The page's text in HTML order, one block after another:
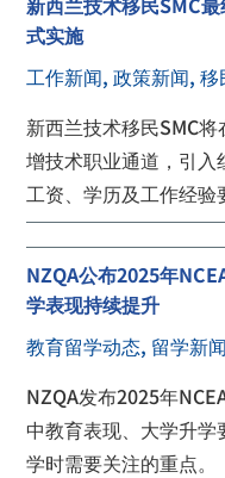
式实施
工作新闻,政策新闻,移
新西兰技术移民SMC
增技术职业通道，引
工资、学历及工作经验
NZQA公布2025年
学表现持续提升
教育留学动态, 留学新闻
NZQA发布2025年
中教育表现、大学升
学时需要关注的重点。